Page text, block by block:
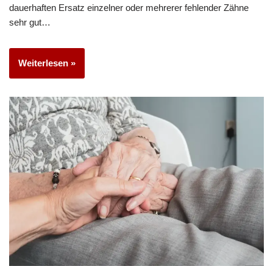
dauerhaften Ersatz einzelner oder mehrerer fehlender Zähne
sehr gut…
Weiterlesen »